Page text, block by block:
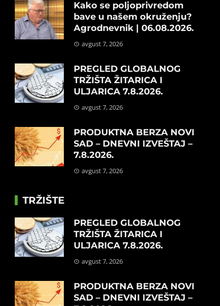
Kako se poljoprivredom
bave u našem okruženju?
Agrodnevnik | 06.08.2026.
avgust 7, 2026
PREGLED GLOBALNOG
TRŽIŠTA ŽITARICA I
ULJARICA 7.8.2026.
avgust 7, 2026
PRODUKTNA BERZA NOVI
SAD – DNEVNI IZVEŠTAJ –
7.8.2026.
avgust 7, 2026
TRŽIŠTE
PREGLED GLOBALNOG
TRŽIŠTA ŽITARICA I
ULJARICA 7.8.2026.
avgust 7, 2026
PRODUKTNA BERZA NOVI
SAD – DNEVNI IZVEŠTAJ –